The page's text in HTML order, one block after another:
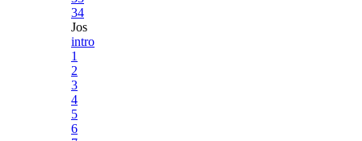
34
Jos
intro
1
2
3
4
5
6